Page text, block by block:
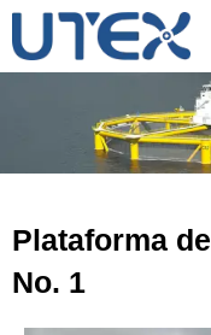
Plataforma
No. 1